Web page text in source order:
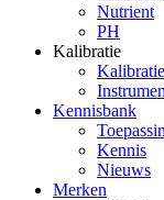
Nutrient
PH
Kalibratie
Kennisbank
Kennis
Nieuws
Merken